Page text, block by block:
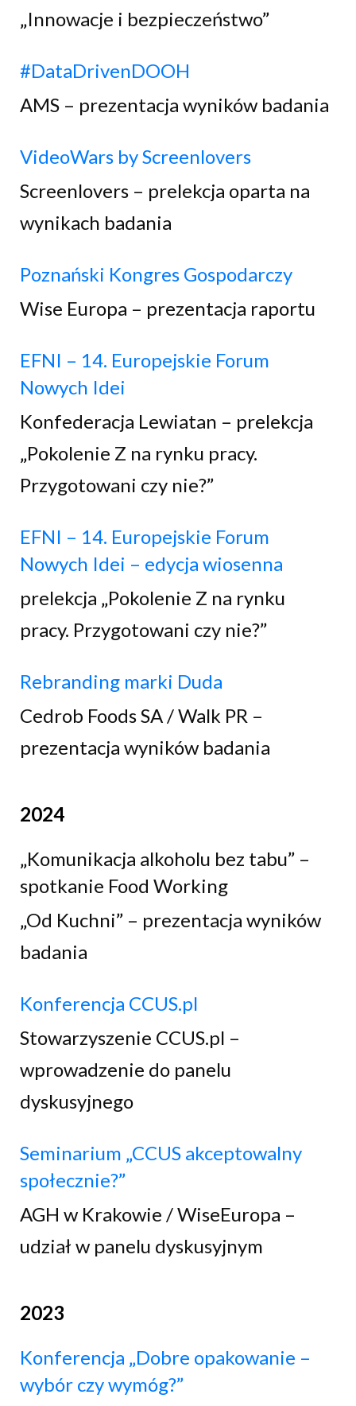
„Innowacje i bezpieczeństwo”
#DataDrivenDOOH
AMS – prezentacja wyników badania
VideoWars by Screenlovers
Screenlovers – prelekcja oparta na
wynikach badania
Poznański Kongres Gospodarczy
Wise Europa – prezentacja raportu
EFNI – 14. Europejskie Forum
Nowych Idei
Konfederacja Lewiatan – prelekcja
„Pokolenie Z na rynku pracy.
Przygotowani czy nie?”
EFNI – 14. Europejskie Forum
Nowych Idei – edycja wiosenna
prelekcja „Pokolenie Z na rynku
pracy. Przygotowani czy nie?”
Rebranding marki Duda
Cedrob Foods SA / Walk PR –
prezentacja wyników badania
2024
„Komunikacja alkoholu bez tabu” –
spotkanie Food Working
„Od Kuchni” – prezentacja wyników
badania
Konferencja CCUS.pl
Stowarzyszenie CCUS.pl –
wprowadzenie do panelu
dyskusyjnego
Seminarium „CCUS akceptowalny
społecznie?”
AGH w Krakowie / WiseEuropa –
udział w panelu dyskusyjnym
2023
Konferencja „Dobre opakowanie –
wybór czy wymóg?”